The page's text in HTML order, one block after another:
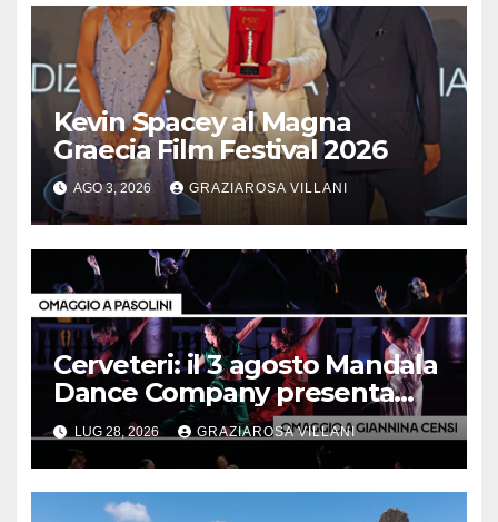
Kevin Spacey al Magna
Graecia Film Festival 2026
AGO 3, 2026 GRAZIAROSA VILLANI
Cerveteri: il 3 agosto Mandala
Dance Company presenta
“Trittico d’autore”
LUG 28, 2026 GRAZIAROSA VILLANI